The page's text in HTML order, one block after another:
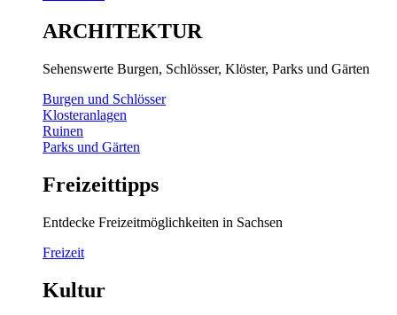
ARCHITEKTUR
Sehenswerte Burgen, Schlösser, Klöster, Parks und Gärten
Burgen und Schlösser
Klosteranlagen
Ruinen
Parks und Gärten
Freizeittipps
Entdecke Freizeitmöglichkeiten in Sachsen
Freizeit
Kultur